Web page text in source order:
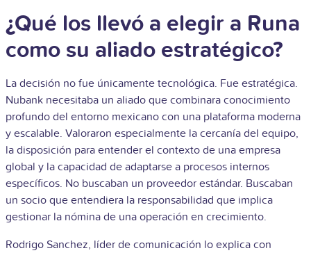
¿Qué los llevó a elegir a Runa
como su aliado estratégico?
La decisión no fue únicamente tecnológica. Fue estratégica.
Nubank necesitaba un aliado que combinara conocimiento
profundo del entorno mexicano con una plataforma moderna
y escalable. Valoraron especialmente la cercanía del equipo,
la disposición para entender el contexto de una empresa
global y la capacidad de adaptarse a procesos internos
específicos. No buscaban un proveedor estándar. Buscaban
un socio que entendiera la responsabilidad que implica
gestionar la nómina de una operación en crecimiento.
Rodrigo Sanchez, líder de comunicación lo explica con